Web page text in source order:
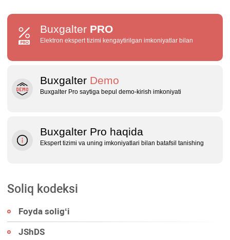
Buxgalter PRO
Elektron ekspert tizimi kengaytirilgan imkoniyatlar bilan
Buxgalter Demo
Buxgalter Pro saytiga bepul demo‑kirish imkoniyati
Buxgalter Pro haqida
Ekspert tizimi va uning imkoniyatlari bilan batafsil tanishing
Soliq kodeksi
Foyda soligʻi
JShDS